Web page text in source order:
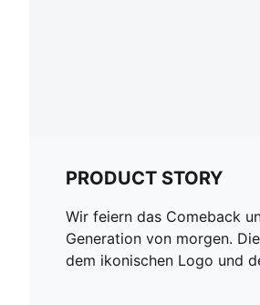
PRODUCT STORY
Wir feiern das Comeback
Generation von morgen.
dem ikonischen Logo und